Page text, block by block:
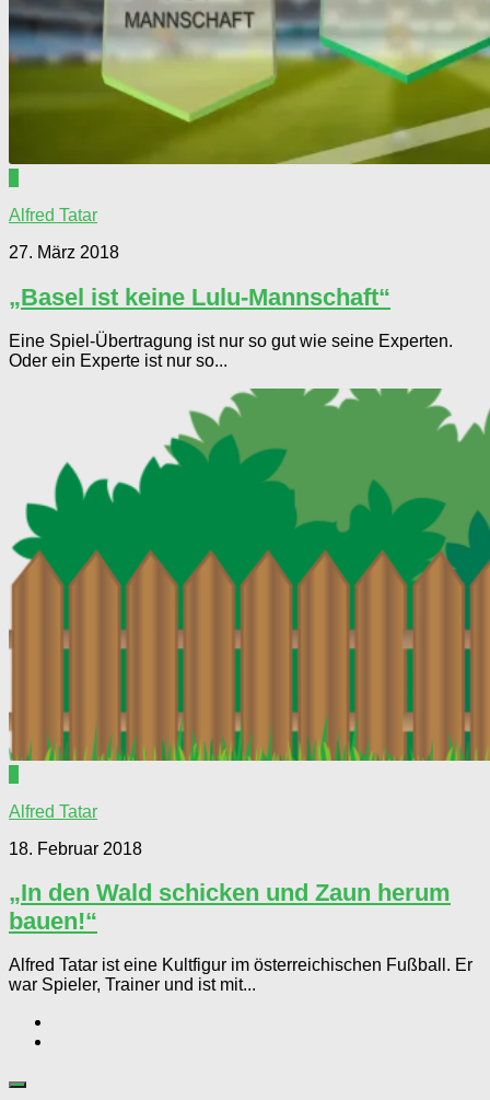
Alfred Tatar
27. März 2018
„Basel ist keine Lulu-Mannschaft“
Eine Spiel-Übertragung ist nur so gut wie seine Experten.
Oder ein Experte ist nur so...
Alfred Tatar
18. Februar 2018
„In den Wald schicken und Zaun herum
bauen!“
Alfred Tatar ist eine Kultfigur im österreichischen Fußball. Er
war Spieler, Trainer und ist mit...